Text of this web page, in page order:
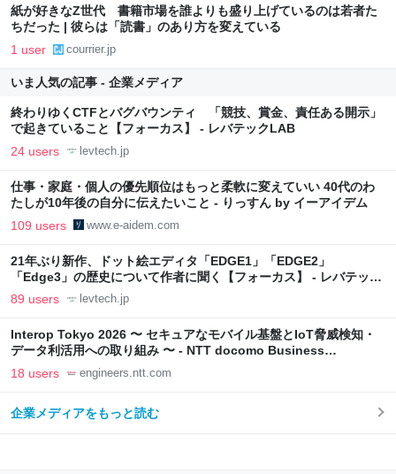
紙が好きなZ世代 書籍市場を誰よりも盛り上げているのは若者た
ちだった | 彼らは「読書」のあり方を変えている
1 user courrier.jp
いま人気の記事 - 企業メディア
終わりゆくCTFとバグバウンティ 「競技、賞金、責任ある開示」
で起きていること【フォーカス】 - レバテックLAB
24 users levtech.jp
仕事・家庭・個人の優先順位はもっと柔軟に変えていい 40代のわ
たしが10年後の自分に伝えたいこと - りっすん by イーアイデム
109 users www.e-aidem.com
21年ぶり新作、ドット絵エディタ「EDGE1」「EDGE2」
「Edge3」の歴史について作者に聞く【フォーカス】 - レバテック
LAB
89 users levtech.jp
Interop Tokyo 2026 〜 セキュアなモバイル基盤とIoT脅威検知・
データ利活用への取り組み 〜 - NTT docomo Business
Engineers' Blog
18 users engineers.ntt.com
企業メディアをもっと読む